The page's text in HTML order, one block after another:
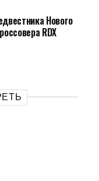
Нового
RDX